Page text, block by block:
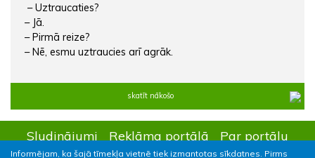
Informējam, ka šajā tīmekļa vietnē tiek izmantotas sīkdatnes. Pirms
– Uztraucaties?
– Jā.
– Pirmā reize?
– Nē, esmu uztraucies arī agrāk.
skatīt nākošo
Sludinājumi Reklāma portālā
Par portālu